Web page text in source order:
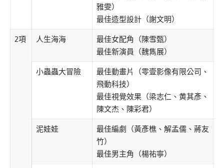
雅雯）
最佳造型設計（謝文明）
2項 人生海海
最佳女配角（陳雪甄）
最佳新演員（魏雋展）
小蟲蟲大冒險
最佳動畫片（零壹影像有限公司、
飛動科技）
最佳視覺效果（梁志仁、黄其彥、
陳文杰、陳彩君）
泥娃娃
最佳編劇（黃彥樵、解孟儒、蔣友
竹）
最佳男主角（楊祐寧）